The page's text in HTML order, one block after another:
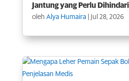
Jantung yang Perlu Dihindari
oleh Alya Humaira| Jul 28, 2026